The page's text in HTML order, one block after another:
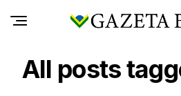
All posts